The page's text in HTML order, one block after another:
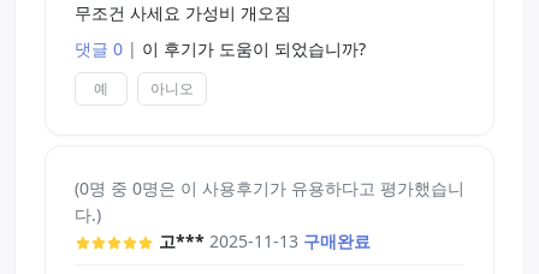
무조건 사세요 가성비 개오짐
댓글 0 | 이 후기가 도움이 되었습니까?
예 아니오
(0명 중 0명은 이 사용후기가 유용하다고 평가했습니
다.)
고*** 2025-11-13 구매완료